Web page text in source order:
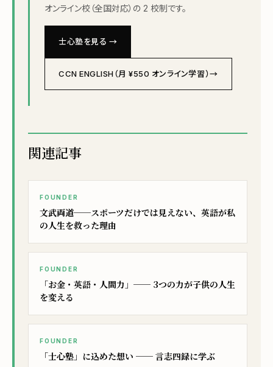
オンライン校（全国対応）の 2 校制です。
士心塾を見る →
CCN ENGLISH（月 ¥550 オンライン学習）→
関連記事
FOUNDER
文武両道──スポーツだけでは見えない、英語が私
の人生を救った理由
FOUNDER
「お金・英語・人間力」── 3つの力が子供の人生
を変える
FOUNDER
「士心塾」に込めた想い ── 言志四録に学ぶ